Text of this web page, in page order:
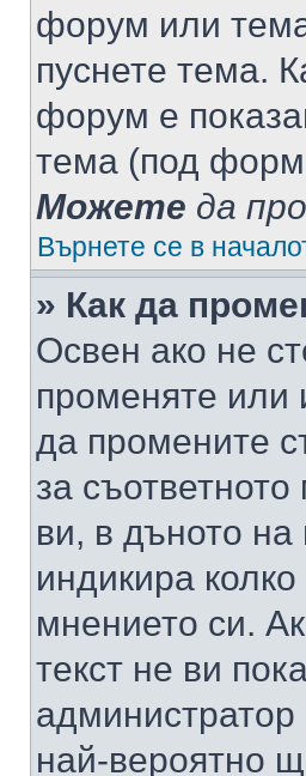
форум или
пуснете тема.
форум е
тема (под
Можете да
Върнете се в
» Как да
Освен ако не
променяте или
да промените
за
ви, в дъното на
индикира
мнението си.
текст не ви
най-вероятно